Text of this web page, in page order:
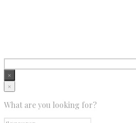
×
×
What are you looking for?